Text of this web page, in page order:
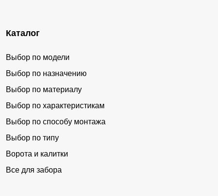
Каталог
Выбор по модели
Выбор по назначению
Выбор по материалу
Выбор по характеристикам
Выбор по способу монтажа
Выбор по типу
Ворота и калитки
Все для забора